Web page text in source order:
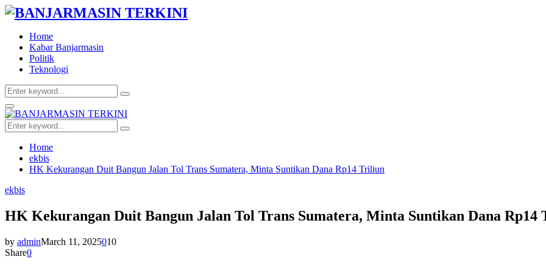
Home
Kabar Banjarmasin
Politik
Teknologi
Search
for:
Search
Facebook
Twitter
Youtube
Primary
Menu
Search
for:
Search
Home
ekbis
HK Kekurangan Duit Bangun Jalan Tol Trans Sumatera, Minta Suntikan Dana Rp14 Triliun
ekbis
HK Kekurangan Duit Bangun Jalan Tol Trans Sumatera, Minta Suntikan Dana Rp14
by adminMarch 11, 2025010
Share0